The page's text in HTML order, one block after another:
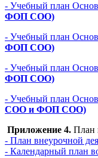
- Учебный план
ФОП СОО)
- Учебный план
ФОП СОО)
- Учебный план
ФОП СОО)
- Учебный план
СОО и ФОП СОО)
Приложение 4. План
- План внеурочной
- Календарный план